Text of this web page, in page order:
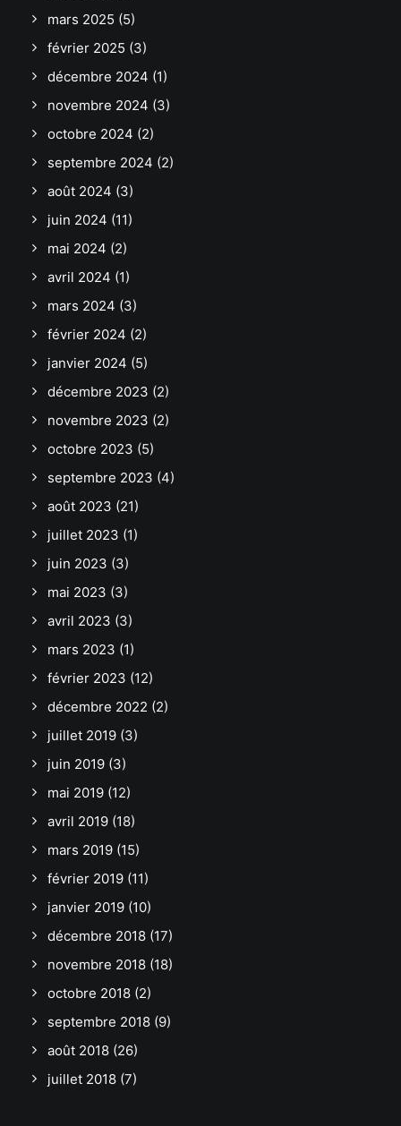
mars 2025 (5)
février 2025 (3)
décembre 2024 (1)
novembre 2024 (3)
octobre 2024 (2)
septembre 2024 (2)
août 2024 (3)
juin 2024 (11)
mai 2024 (2)
avril 2024 (1)
mars 2024 (3)
février 2024 (2)
janvier 2024 (5)
décembre 2023 (2)
novembre 2023 (2)
octobre 2023 (5)
septembre 2023 (4)
août 2023 (21)
juillet 2023 (1)
juin 2023 (3)
mai 2023 (3)
avril 2023 (3)
mars 2023 (1)
février 2023 (12)
décembre 2022 (2)
juillet 2019 (3)
juin 2019 (3)
mai 2019 (12)
avril 2019 (18)
mars 2019 (15)
février 2019 (11)
janvier 2019 (10)
décembre 2018 (17)
novembre 2018 (18)
octobre 2018 (2)
septembre 2018 (9)
août 2018 (26)
juillet 2018 (7)